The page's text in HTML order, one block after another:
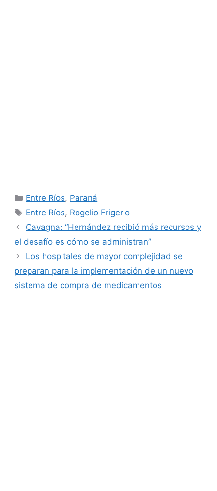
Categorías
Entre Ríos, Paraná
Etiquetas
Entre Ríos, Rogelio Frigerio
Cavagna: “Hernández recibió más recursos y
el desafío es cómo se administran”
Los hospitales de mayor complejidad se
preparan para la implementación de un nuevo
sistema de compra de medicamentos